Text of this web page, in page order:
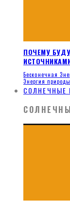
ПОЧЕМУ
Бесконечная
Энергия природы
СОЛНЕЧНЫЕ